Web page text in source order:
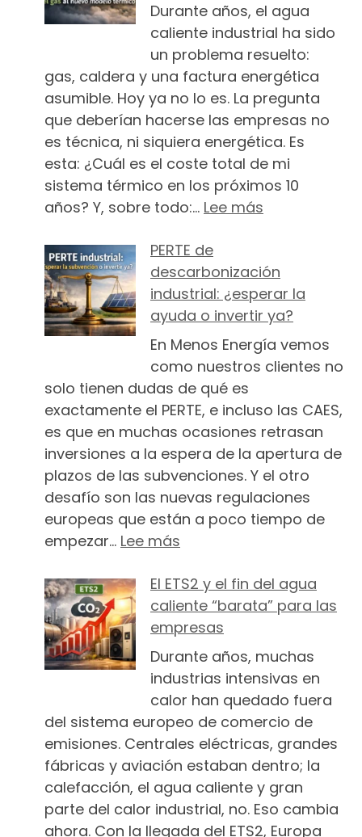
Durante años, el agua
caliente industrial ha sido
un problema resuelto:
gas, caldera y una factura energética
asumible. Hoy ya no lo es. La pregunta
que deberían hacerse las empresas no
es técnica, ni siquiera energética. Es
esta: ¿Cuál es el coste total de mi
sistema térmico en los próximos 10
años? Y, sobre todo:… Lee más
PERTE de
descarbonización
industrial: ¿esperar la
ayuda o invertir ya?
En Menos Energía vemos
como nuestros clientes no
solo tienen dudas de qué es
exactamente el PERTE, e incluso las CAES,
es que en muchas ocasiones retrasan
inversiones a la espera de la apertura de
plazos de las subvenciones. Y el otro
desafío son las nuevas regulaciones
europeas que están a poco tiempo de
empezar… Lee más
El ETS2 y el fin del agua
caliente “barata” para las
empresas
Durante años, muchas
industrias intensivas en
calor han quedado fuera
del sistema europeo de comercio de
emisiones. Centrales eléctricas, grandes
fábricas y aviación estaban dentro; la
calefacción, el agua caliente y gran
parte del calor industrial, no. Eso cambia
ahora. Con la llegada del ETS2, Europa